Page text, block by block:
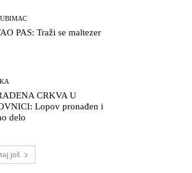
PAS: Traži se maltezer
CRKVA U
Lopov pronađen i
delo
još